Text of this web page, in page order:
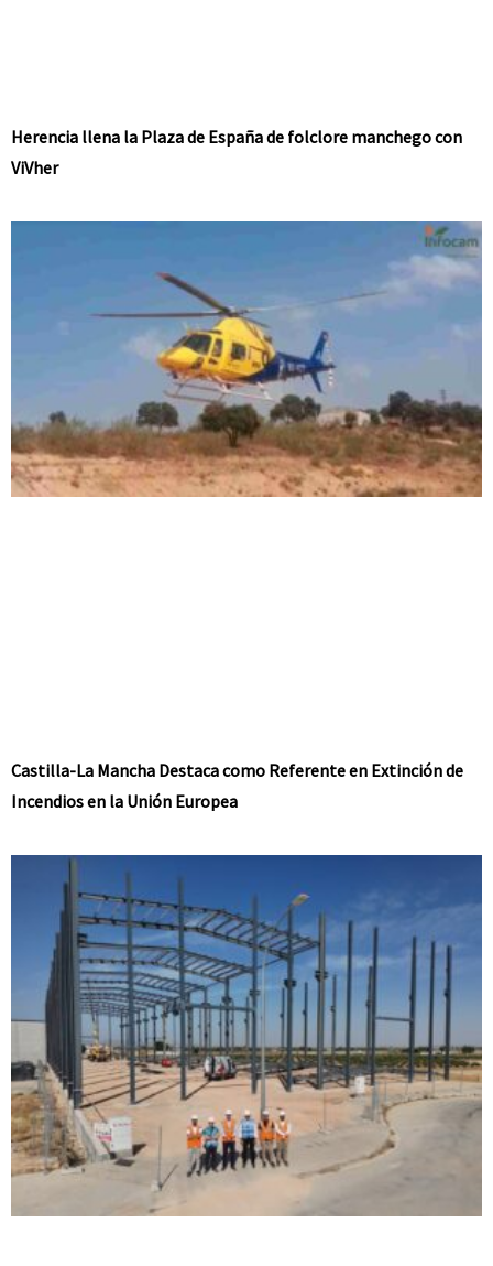
Herencia llena la Plaza de España de folclore manchego con
ViVher
Castilla-La Mancha Destaca como Referente en Extinción de
Incendios en la Unión Europea